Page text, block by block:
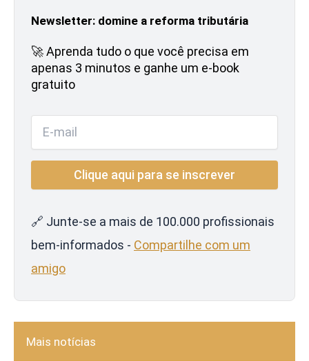
Newsletter: domine a reforma tributária
🚀 Aprenda tudo o que você precisa em
apenas 3 minutos e ganhe um e-book
gratuito
🔗 Junte-se a mais de 100.000 profissionais
bem-informados - Compartilhe com um
amigo
Mais notícias